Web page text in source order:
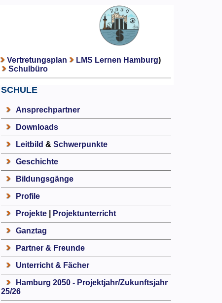
Vertretungsplan LMS Lernen Hamburg)
Schulbüro
SCHULE
Ansprechpartner
Downloads
Leitbild & Schwerpunkte
Geschichte
Bildungsgänge
Profile
Projekte| Projektunterricht
Ganztag
Partner & Freunde
Unterricht & Fächer
Hamburg 2050 - Projektjahr/Zukunftsjahr
25/26